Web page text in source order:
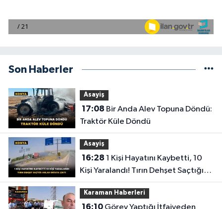
Son Haberler
Asayiş
17:08
Traktör Küle Döndü
Asayiş
16:28
Kişi Yaralandı! Tırın Dehşet Saçtığı
Anlar Ortaya Çıktı
Karaman Haberleri
16:10